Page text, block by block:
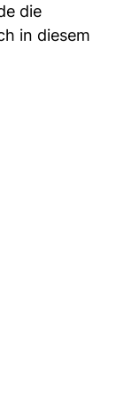
die
in diesem